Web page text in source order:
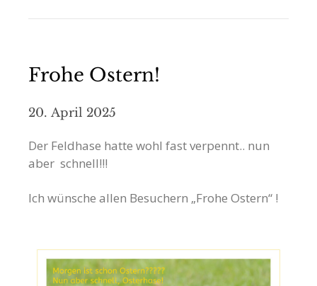
Frohe Ostern!
20. April 2025
Der Feldhase hatte wohl fast verpennt.. nun
aber schnell!!!
Ich wünsche allen Besuchern „Frohe Ostern“ !